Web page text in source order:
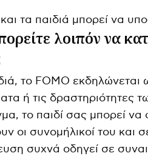
λοιπόν να
το FOMO εκδηλώνεται
ή τις δραστηριότητες
το παιδί σας μπορεί να
οι συνομήλικοί του και
συχνά οδηγεί σε